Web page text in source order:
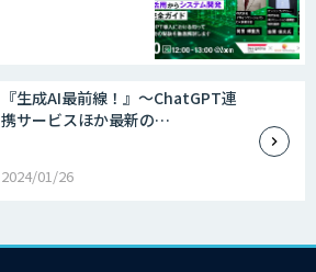
『生成AI最前線！』～ChatGPT連
携サービスほか最新の…
2024/01/26